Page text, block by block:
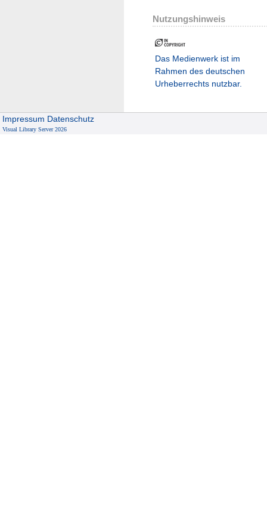
Nutzungshinweis
Das Medienwerk ist im
Rahmen des deutschen
Urheberrechts nutzbar.
Impressum Datenschutz
Visual Library Server 2026